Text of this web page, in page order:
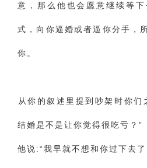
意，那么他也会愿意继续等
式，向你逼婚或者逼你分手，
你。
从你的叙述里提到吵架时你们
结婚是不是让你觉得很吃亏？”
他说:“我早就不想和你过下去了